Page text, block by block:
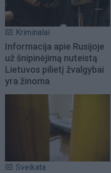
Kriminalai
Informacija apie Rusijoje
už šnipinėjimą nuteistą
Lietuvos pilietį žvalgybai
yra žinoma
Sveikata